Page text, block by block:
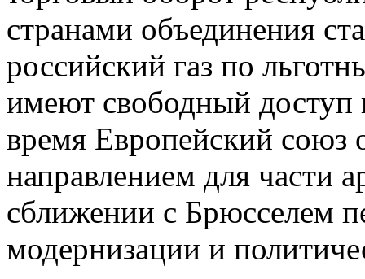
странами объединения
российский газ по
имеют свободный
время Европейский союз
направлением для части
сближении с Брюсселем
модернизации и